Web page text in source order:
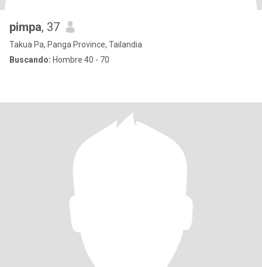
pimpa, 37
Takua Pa, Panga Province, Tailandia
Buscando: Hombre 40 - 70